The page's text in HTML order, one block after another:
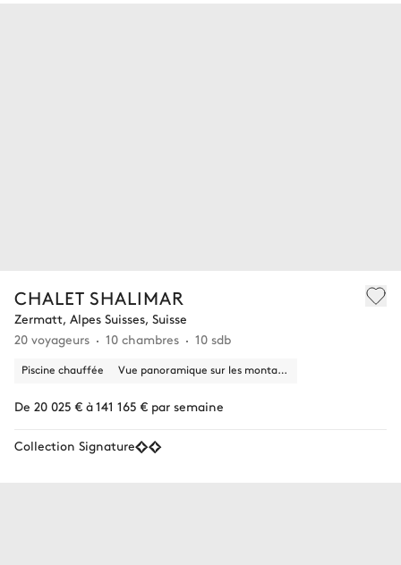
CHALET SHALIMAR
Zermatt, Alpes Suisses, Suisse
20 voyageurs
10 chambres 10 sdb
Piscine chauffée Vue panoramique sur les montagnes
De 20 025 € à 141 165 € par semaine
Collection Signature